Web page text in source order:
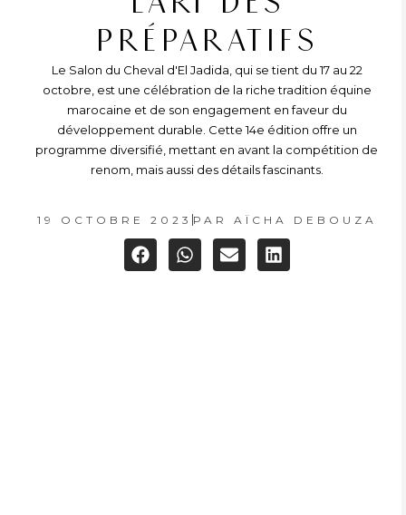
PRÉPARATIFS
Le Salon du Cheval d'El Jadida, qui se tient du 17 au 22
octobre, est une célébration de la riche tradition équine
marocaine et de son engagement en faveur du
développement durable. Cette 14e édition offre un
programme diversifié, mettant en avant la compétition de
renom, mais aussi des détails fascinants.
19 OCTOBRE 2023 PAR AÏCHA DEBOUZA